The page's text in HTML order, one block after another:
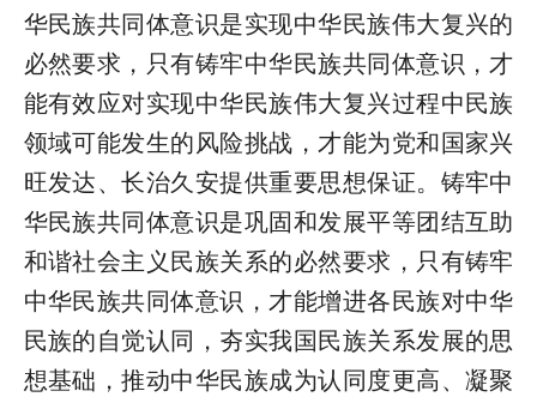
华民族共同体意识是实现中华民族伟大复兴的
必然要求，只有铸牢中华民族共同体意识，才
能有效应对实现中华民族伟大复兴过程中民族
领域可能发生的风险挑战，才能为党和国家兴
旺发达、长治久安提供重要思想保证。铸牢中
华民族共同体意识是巩固和发展平等团结互助
和谐社会主义民族关系的必然要求，只有铸牢
中华民族共同体意识，才能增进各民族对中华
民族的自觉认同，夯实我国民族关系发展的思
想基础，推动中华民族成为认同度更高、凝聚